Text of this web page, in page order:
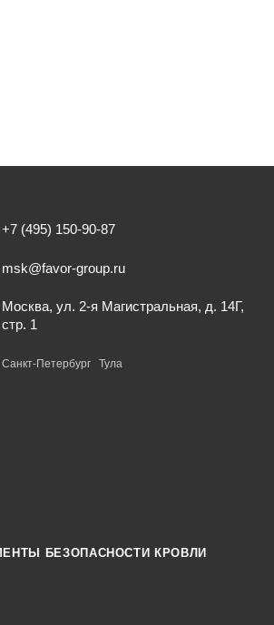
+7 (495) 150-90-87
msk@favor-group.ru
Москва, ул. 2-я Магистральная, д. 14Г,
стр. 1
Санкт-Петербург Тула
БЕЗОПАСНОСТИ КРОВЛИ